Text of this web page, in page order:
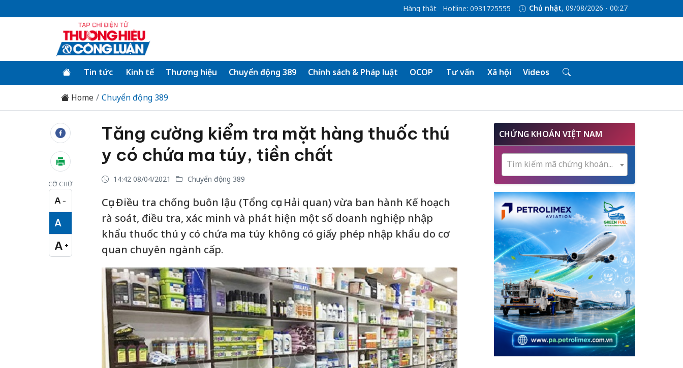
Hàng thật Hotline: 0931725555 Chủ nhật, 09/08/2026 - 00:27
Tin tức Kinh tế Thương hiệu Chuyển động 389 Chính sách & Pháp luật OCOP Tư vấn Xã hội Videos
Home Chuyển động 389
CỠ CHỮ
A −
Cỡ chữ nhỏ
A
Cỡ chữ vừa
A +
Cỡ chữ lớn
Tăng cường kiểm tra mặt hàng thuốc thú
y có chứa ma túy, tiền chất
14:42 08/04/2021 Chuyển động 389
Cục Điều tra chống buôn lậu (Tổng cục Hải quan) vừa ban hành Kế hoạch
rà soát, điều tra, xác minh và phát hiện một số doanh nghiệp nhập
khẩu thuốc thú y có chứa ma túy không có giấy phép nhập khẩu do cơ
quan chuyên ngành cấp.
CHỨNG KHOÁN VIỆT NAM
Tìm kiếm mã chứng khoán...